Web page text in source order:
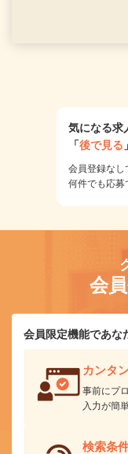
気になる求
「後で見る
会員登録なし
何件でも応募
会
会員限定機能であな
カンタ
事前にプ
入力が簡
検索条